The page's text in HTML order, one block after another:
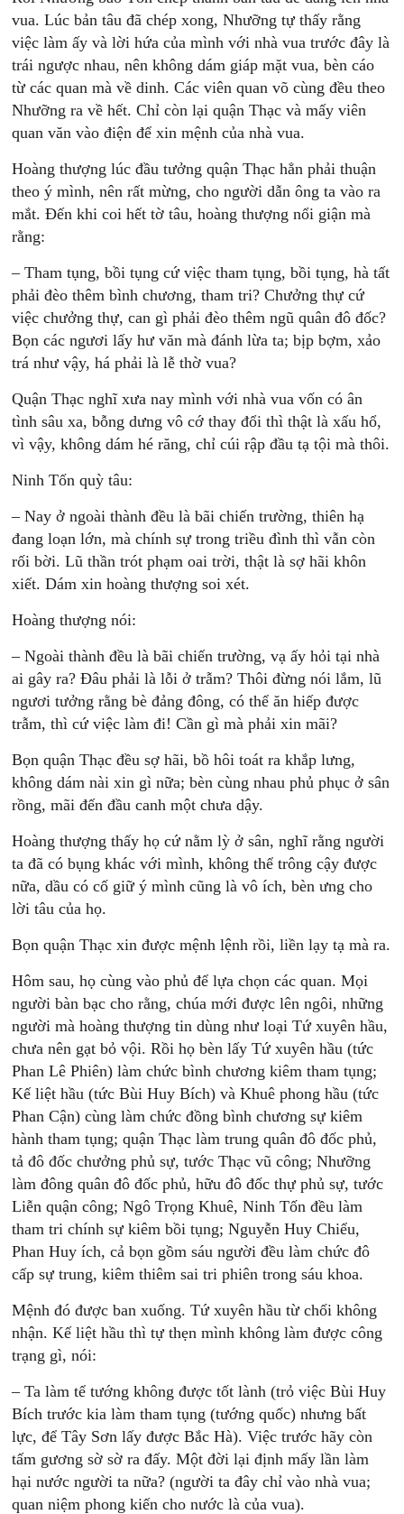
vua. Lúc bản tâu đã chép xong, Nhưỡng tự thấy rằng
việc làm ấy và lời hứa của mình với nhà vua trước đây là
trái ngược nhau, nên không dám giáp mặt vua, bèn cáo
từ các quan mà về dinh. Các viên quan võ cùng đều theo
Nhưỡng ra về hết. Chỉ còn lại quận Thạc và mấy viên
quan văn vào điện để xin mệnh của nhà vua.
Hoàng thượng lúc đầu tưởng quận Thạc hẳn phải thuận
theo ý mình, nên rất mừng, cho người dẫn ông ta vào ra
mắt. Đến khi coi hết tờ tâu, hoàng thượng nổi giận mà
rằng:
– Tham tụng, bồi tụng cứ việc tham tụng, bồi tụng, hà tất
phải đèo thêm bình chương, tham tri? Chưởng thự cứ
việc chưởng thự, can gì phải đèo thêm ngũ quân đô đốc?
Bọn các ngươi lấy hư văn mà đánh lừa ta; bịp bợm, xảo
trá như vậy, há phải là lễ thờ vua?
Quận Thạc nghĩ xưa nay mình với nhà vua vốn có ân
tình sâu xa, bỗng dưng vô cớ thay đổi thì thật là xấu hổ,
vì vậy, không dám hé răng, chỉ cúi rập đầu tạ tội mà thôi.
Ninh Tốn quỳ tâu:
– Nay ở ngoài thành đều là bãi chiến trường, thiên hạ
đang loạn lớn, mà chính sự trong triều đình thì vẫn còn
rối bời. Lũ thần trót phạm oai trời, thật là sợ hãi khôn
xiết. Dám xin hoàng thượng soi xét.
Hoàng thượng nói:
– Ngoài thành đều là bãi chiến trường, vạ ấy hỏi tại nhà
ai gây ra? Đâu phải là lỗi ở trẫm? Thôi đừng nói lắm, lũ
ngươi tưởng rằng bè đảng đông, có thể ăn hiếp được
trẫm, thì cứ việc làm đi! Cần gì mà phải xin mãi?
Bọn quận Thạc đều sợ hãi, bồ hôi toát ra khắp lưng,
không dám nài xin gì nữa; bèn cùng nhau phủ phục ở sân
rồng, mãi đến đầu canh một chưa dậy.
Hoàng thượng thấy họ cứ nằm lỳ ở sân, nghĩ rằng người
ta đã có bụng khác với mình, không thể trông cậy được
nữa, dầu có cố giữ ý mình cũng là vô ích, bèn ưng cho
lời tâu của họ.
Bọn quận Thạc xin được mệnh lệnh rồi, liền lạy tạ mà ra.
Hôm sau, họ cùng vào phủ để lựa chọn các quan. Mọi
người bàn bạc cho rằng, chúa mới được lên ngôi, những
người mà hoàng thượng tin dùng như loại Tứ xuyên hầu,
chưa nên gạt bỏ vội. Rồi họ bèn lấy Tứ xuyên hầu (tức
Phan Lê Phiên) làm chức bình chương kiêm tham tụng;
Kế liệt hầu (tức Bùi Huy Bích) và Khuê phong hầu (tức
Phan Cận) cùng làm chức đồng bình chương sự kiêm
hành tham tụng; quận Thạc làm trung quân đô đốc phủ,
tả đô đốc chưởng phủ sự, tước Thạc vũ công; Nhưỡng
làm đông quân đô đốc phủ, hữu đô đốc thự phủ sự, tước
Liễn quận công; Ngô Trọng Khuê, Ninh Tốn đều làm
tham tri chính sự kiêm bồi tụng; Nguyễn Huy Chiểu,
Phan Huy ích, cả bọn gồm sáu người đều làm chức đô
cấp sự trung, kiêm thiêm sai tri phiên trong sáu khoa.
Mệnh đó được ban xuống. Tứ xuyên hầu từ chối không
nhận. Kế liệt hầu thì tự thẹn mình không làm được công
trạng gì, nói:
– Ta làm tể tướng không được tốt lành (trỏ việc Bùi Huy
Bích trước kia làm tham tụng (tướng quốc) nhưng bất
lực, để Tây Sơn lấy được Bắc Hà). Việc trước hãy còn
tấm gương sờ sờ ra đấy. Một đời lại định mấy lần làm
hại nước người ta nữa? (người ta đây chỉ vào nhà vua;
quan niệm phong kiến cho nước là của vua).